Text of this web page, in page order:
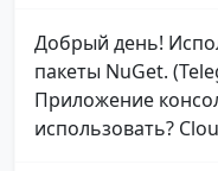
Добрый день!
пакеты NuGet.
Приложение
использовать?